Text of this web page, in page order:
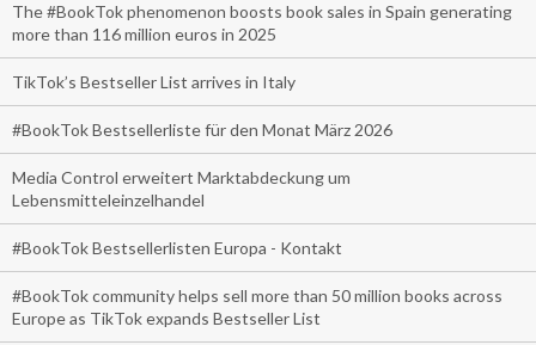
The #BookTok phenomenon boosts book sales in Spain generating
more than 116 million euros in 2025
TikTok’s Bestseller List arrives in Italy
#BookTok Bestsellerliste für den Monat März 2026
Media Control erweitert Marktabdeckung um
Lebensmitteleinzelhandel
#BookTok Bestsellerlisten Europa - Kontakt
#BookTok community helps sell more than 50 million books across
Europe as TikTok expands Bestseller List